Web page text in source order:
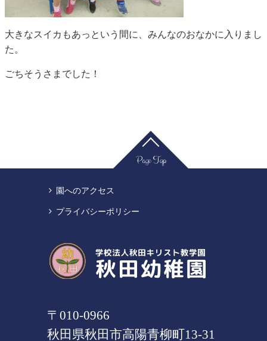
大きなスイカもあっという間に、みんなのおなかに入りまし
た。
ごちそうさまでした！
Page Top
園へのアクセス
プライバシーポリシー
〒010-0966
秋田県秋田市高陽青柳町13-31